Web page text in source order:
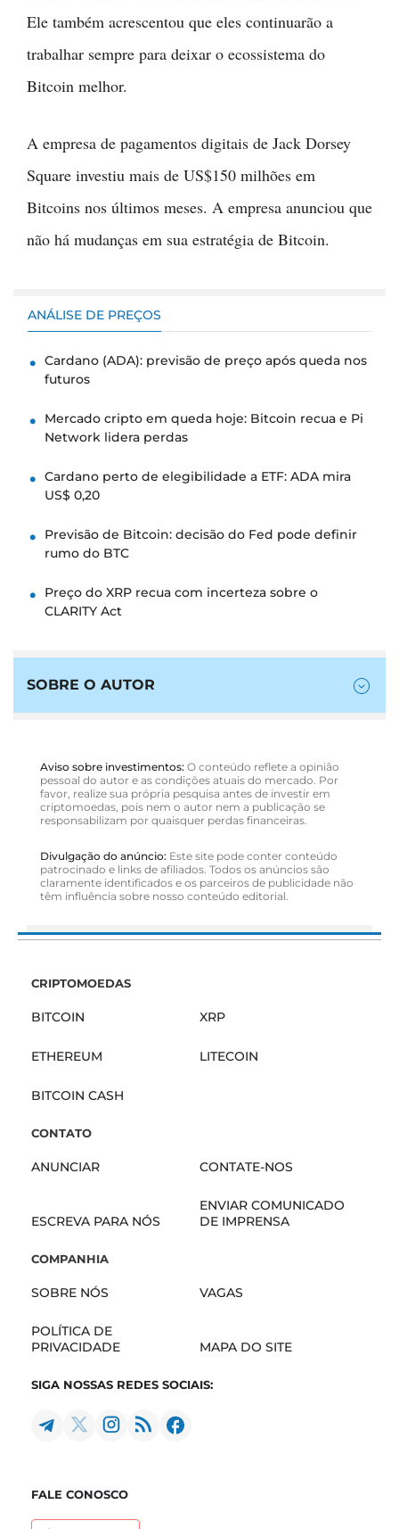
Ele também acrescentou que eles continuarão a
trabalhar sempre para deixar o ecossistema do
Bitcoin melhor.
A empresa de pagamentos digitais de Jack Dorsey
Square investiu mais de US$150 milhões em
Bitcoins nos últimos meses. A empresa anunciou que
não há mudanças em sua estratégia de Bitcoin.
ANÁLISE DE PREÇOS
Cardano (ADA): previsão de preço após queda nos
futuros
Mercado cripto em queda hoje: Bitcoin recua e Pi
Network lidera perdas
Cardano perto de elegibilidade a ETF: ADA mira
US$ 0,20
Previsão de Bitcoin: decisão do Fed pode definir
rumo do BTC
Preço do XRP recua com incerteza sobre o
CLARITY Act
SOBRE O AUTOR
Aviso sobre investimentos: O conteúdo reflete a opinião
pessoal do autor e as condições atuais do mercado. Por
favor, realize sua própria pesquisa antes de investir em
criptomoedas, pois nem o autor nem a publicação se
responsabilizam por quaisquer perdas financeiras.
Divulgação do anúncio: Este site pode conter conteúdo
patrocinado e links de afiliados. Todos os anúncios são
claramente identificados e os parceiros de publicidade não
têm influência sobre nosso conteúdo editorial.
CRIPTOMOEDAS
BITCOIN XRP
ETHEREUM LITECOIN
BITCOIN CASH
CONTATO
ANUNCIAR CONTATE-NOS
ESCREVA PARA NÓS
ENVIAR COMUNICADO
DE IMPRENSA
COMPANHIA
SOBRE NÓS VAGAS
POLÍTICA DE
PRIVACIDADE
MAPA DO SITE
SIGA NOSSAS REDES SOCIAIS:
FALE CONOSCO